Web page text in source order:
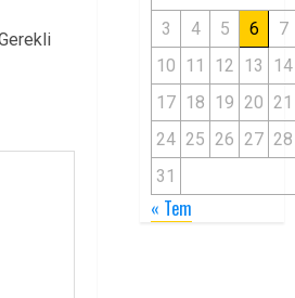
3 4 5 6
7
10 11 12 13
14
17 18 19 20 21
24 25 26 27 28
31
« Tem